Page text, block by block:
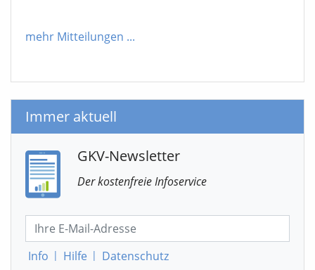
mehr Mitteilungen ...
Immer aktuell
GKV-Newsletter
Der kostenfreie Infoservice
Info | Hilfe | Datenschutz